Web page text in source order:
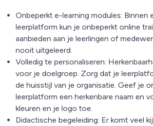
Onbeperkt e-learning modules: Binnen
leerplatform kun je onbeperkt online
aanbieden aan je leerlingen of
nooit uitgeleerd.
Volledig te personaliseren:
voor je doelgroep. Zorg dat je
de huisstijl van je organisatie. Geef je
leerplatform een herkenbare naam en
kleuren en je logo toe.
Didactische begeleiding: Er komt veel